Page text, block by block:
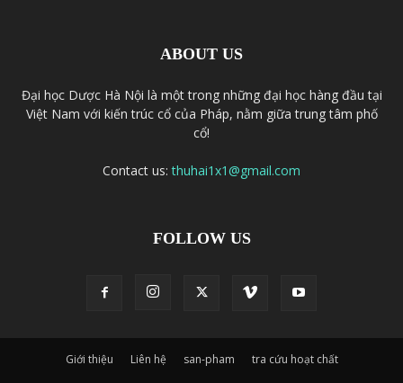
ABOUT US
Đại học Dược Hà Nội là một trong những đại học hàng đầu tại
Việt Nam với kiến trúc cổ của Pháp, nằm giữa trung tâm phố
cổ!
Contact us:thuhai1x1@gmail.com
FOLLOW US
Giới thiệu Liên hệ san-pham tra cứu hoạt chất